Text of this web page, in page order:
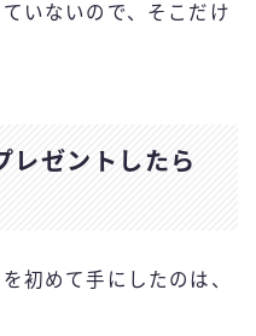
いないので、そこだけ
レゼントしたら
初めて手にしたのは、